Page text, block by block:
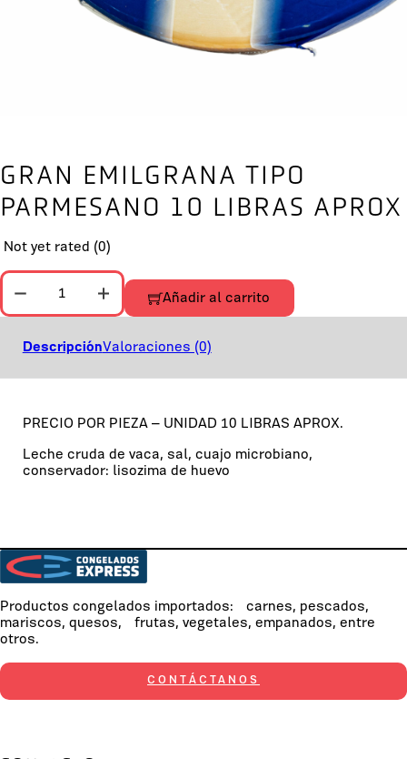
GRAN EMILGRANA TIPO
PARMESANO 10 LIBRAS APROX
Not yet rated (0)
GRAN EMILGRANA TIPO PARMESANO 10 LIBRAS APROX
Añadir al carrito
DescripciónValoraciones (0)
PRECIO POR PIEZA – UNIDAD 10 LIBRAS APROX.
Leche cruda de vaca, sal, cuajo microbiano,
conservador: lisozima de huevo
Productos congelados importados: carnes, pescados,
mariscos, quesos, frutas, vegetales, empanados, entre
otros.
CONTÁCTANOS